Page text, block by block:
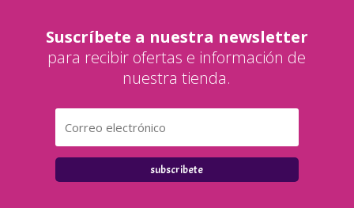
Suscríbete a nuestra newsletter
para recibir ofertas e información de
nuestra tienda.
subscribete